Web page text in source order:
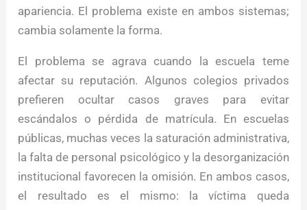
apariencia. El problema existe en ambos sistemas;
cambia solamente la forma.
El problema se agrava cuando la escuela teme
afectar su reputación. Algunos colegios privados
prefieren ocultar casos graves para evitar
escándalos o pérdida de matrícula. En escuelas
públicas, muchas veces la saturación administrativa,
la falta de personal psicológico y la desorganización
institucional favorecen la omisión. En ambos casos,
el resultado es el mismo: la víctima queda